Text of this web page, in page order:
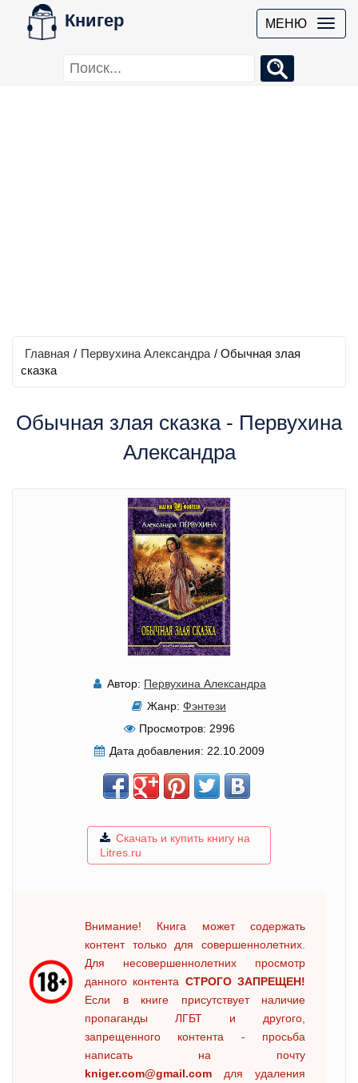
Книгер МЕНЮ
Главная / Первухина Александра / Обычная злая
сказка
Обычная злая сказка - Первухина
Александра
Автор: Первухина Александра
Жанр: Фэнтези
Просмотров: 2996
Дата добавления: 22.10.2009
Скачать и купить книгу на
Litres.ru
Внимание! Книга может содержать
контент только для совершеннолетних.
Для несовершеннолетних просмотр
данного контента СТРОГО ЗАПРЕЩЕН!
Если в книге присутствует наличие
пропаганды ЛГБТ и другого,
запрещенного контента - просьба
написать на почту
kniger.com@gmail.com для удаления